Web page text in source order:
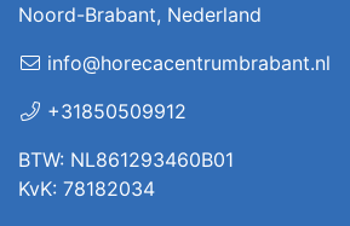
Noord-Brabant, Nederland
info@horecacentrumbrabant.nl
+31850509912
BTW: NL861293460B01
KvK: 78182034